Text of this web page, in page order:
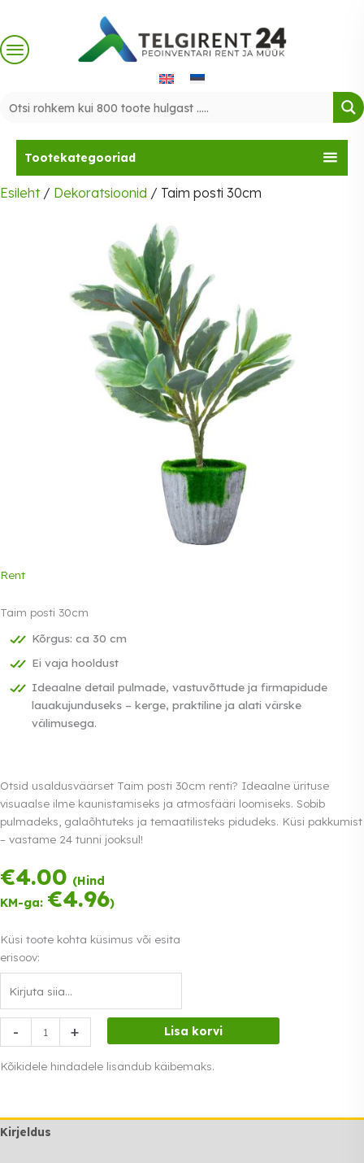
content
Tootekategooriad
Esileht/ Dekoratsioonid / Taim posti 30cm
Rent
Taim posti 30cm
Kõrgus: ca 30 cm
Ei vaja hooldust
Ideaalne detail pulmade, vastuvõttude ja firmapidude
lauakujunduseks – kerge, praktiline ja alati värske
välimusega.
Otsid usaldusväärset Taim posti 30cm renti? Ideaalne ürituse
visuaalse ilme kaunistamiseks ja atmosfääri loomiseks. Sobib
pulmadeks, galaõhtuteks ja temaatilisteks pidudeks. Küsi pakkumist
– vastame 24 tunni jooksul!
€4.00 (Hind
KM-ga: €4.96)
Küsi toote kohta küsimus või esita
erisoov:
-
posti
30cm
+ Lisa korvi
Kõikidele hindadele lisandub käibemaks.
Kirjeldus